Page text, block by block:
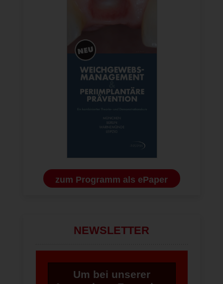
zum Programm als ePaper
NEWSLETTER
Um bei unserer